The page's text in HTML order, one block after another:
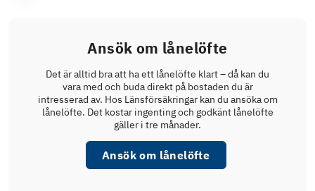
Ansök om lånelöfte
Det är alltid bra att ha ett lånelöfte klart – då kan du
vara med och buda direkt på bostaden du är
intresserad av. Hos Länsförsäkringar kan du ansöka om
lånelöfte. Det kostar ingenting och godkänt lånelöfte
gäller i tre månader.
Ansök om lånelöfte